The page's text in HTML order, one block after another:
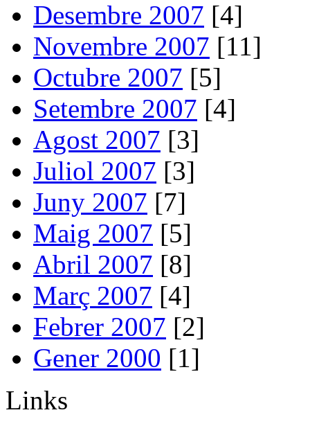
Desembre 2007 [4]
Novembre 2007 [11]
Octubre 2007 [5]
Setembre 2007 [4]
Agost 2007 [3]
Juliol 2007 [3]
Juny 2007 [7]
Maig 2007 [5]
Abril 2007 [8]
Març 2007 [4]
Febrer 2007 [2]
Gener 2000 [1]
Links